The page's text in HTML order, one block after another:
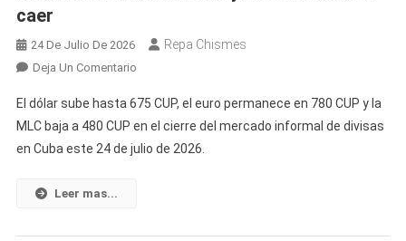
caer
24 De Julio De 2026 Repa Chismes
Deja Un ComentarioEn
Dólar
Vuelve
A
Las
El dólar sube hasta 675 CUP, el euro permanece en 780 CUP y la
MLC baja a 480 CUP en el cierre del mercado informal de divisas
en Cuba este 24 de julio de 2026.
Leer mas...